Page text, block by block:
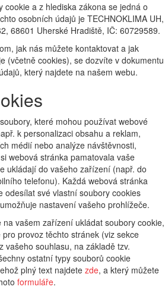
cookie a z hlediska zákona se jedná o
osobních údajů je TECHNOKLIMA UH,
68601 Uherské Hradiště, IČ: 60729589.
jak nás můžete kontaktovat a jak
(včetně cookies), se dozvíte v dokumentu
který najdete na našem webu.
které mohou používat webové
k personalizaci obsahu a reklam,
médií nebo analýze návštěvnosti,
webová stránka pamatovala vaše
ukládají do vašeho zařízení (např. do
telefonu). Každá webová stránka
odesílat své vlastní soubory cookies
nastavení vašeho prohlížeče.
vašem zařízení ukládat soubory cookie,
provoz těchto stránek (viz sekce
vašeho souhlasu, na základě tzv.
ostatní typy souborů cookie
plný text najdete zde, a který můžete
formuláře.